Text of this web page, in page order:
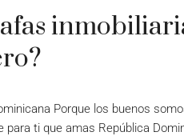
Porque los buenos
ti que amas República